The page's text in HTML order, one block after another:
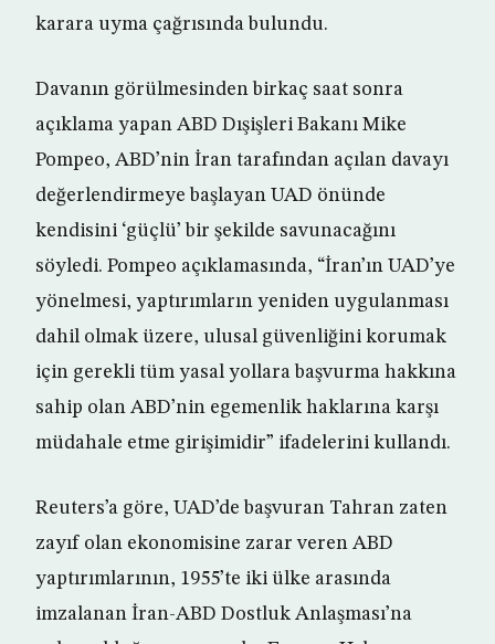
karara uyma çağrısında bulundu.
Davanın görülmesinden birkaç saat sonra
açıklama yapan ABD Dışişleri Bakanı Mike
Pompeo, ABD’nin İran tarafından açılan davayı
değerlendirmeye başlayan UAD önünde
kendisini ‘güçlü’ bir şekilde savunacağını
söyledi. Pompeo açıklamasında, “İran’ın UAD’ye
yönelmesi, yaptırımların yeniden uygulanması
dahil olmak üzere, ulusal güvenliğini korumak
için gerekli tüm yasal yollara başvurma hakkına
sahip olan ABD’nin egemenlik haklarına karşı
müdahale etme girişimidir” ifadelerini kullandı.
Reuters’a göre, UAD’de başvuran Tahran zaten
zayıf olan ekonomisine zarar veren ABD
yaptırımlarının, 1955’te iki ülke arasında
imzalanan İran-ABD Dostluk Anlaşması’na